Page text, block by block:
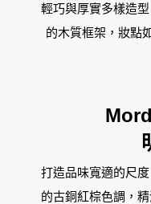
台
高雄鳳仁暢
輕巧與厚實多樣造
的木質框架，妝點
打造品味寬適的尺
的古銅紅棕色調，